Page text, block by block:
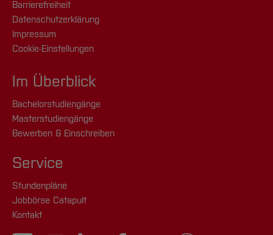
Barrierefreiheit
Datenschutzerklärung
Impressum
Cookie-Einstellungen
Im Überblick
Bachelorstudiengänge
Masterstudiengänge
Bewerben & Einschreiben
Service
Stundenpläne
Jobbörse Catapult
Kontakt